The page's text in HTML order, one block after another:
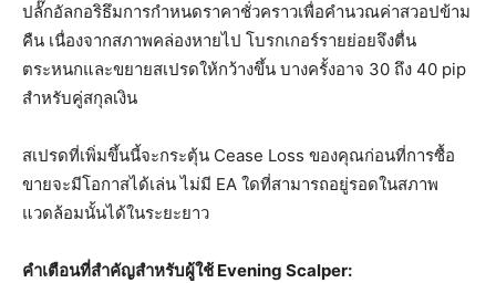
ปลั๊กอัลกอริธึมการกำหนดราคาชั่วคราวเพื่อคำนวณค่าสวอปข้าม
คืน เนื่องจากสภาพคล่องหายไป โบรกเกอร์รายย่อยจึงตื่น
ตระหนกและขยายสเปรดให้กว้างขึ้น บางครั้งอาจ 30 ถึง 40 pip
สำหรับคู่สกุลเงิน
สเปรดที่เพิ่มขึ้นนี้จะกระตุ้น Cease Loss ของคุณก่อนที่การซื้อ
ขายจะมีโอกาสได้เล่น ไม่มี EA ใดที่สามารถอยู่รอดในสภาพ
แวดล้อมนั้นได้ในระยะยาว
คำเตือนที่สำคัญสำหรับผู้ใช้ Evening Scalper: